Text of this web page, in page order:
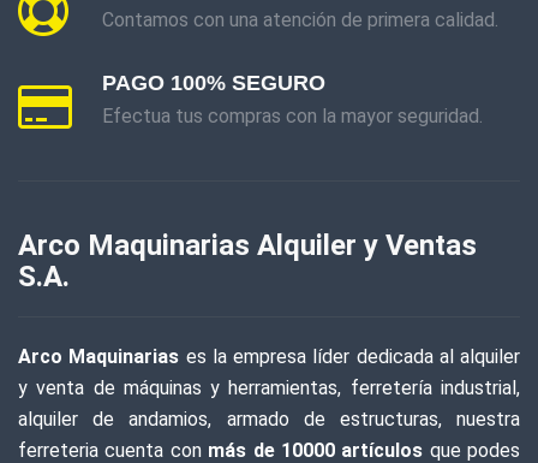
Contamos con una atención de primera calidad.
PAGO 100% SEGURO
Efectua tus compras con la mayor seguridad.
Arco Maquinarias Alquiler y Ventas
S.A.
Arco Maquinarias es la empresa líder dedicada al alquiler
y venta de máquinas y herramientas, ferretería industrial,
alquiler de andamios, armado de estructuras, nuestra
ferreteria cuenta con más de 10000 artículos que podes